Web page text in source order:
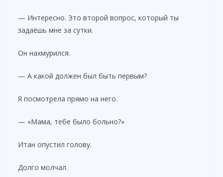
— Интересно. Это второй вопрос, который ты
задаёшь мне за сутки.
Он нахмурился.
— А какой должен был быть первым?
Я посмотрела прямо на него.
— «Мама, тебе было больно?»
Итан опустил голову.
Долго молчал.